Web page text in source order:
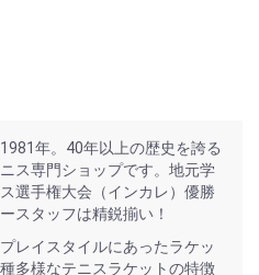
年。40年以上の歴史を誇る
ス専門ショップです。地元学
選手権大会（インカレ）優勝
スタッフは精鋭揃い！
レイスタイルにあったラケッ
多様なテニスラケットの特徴